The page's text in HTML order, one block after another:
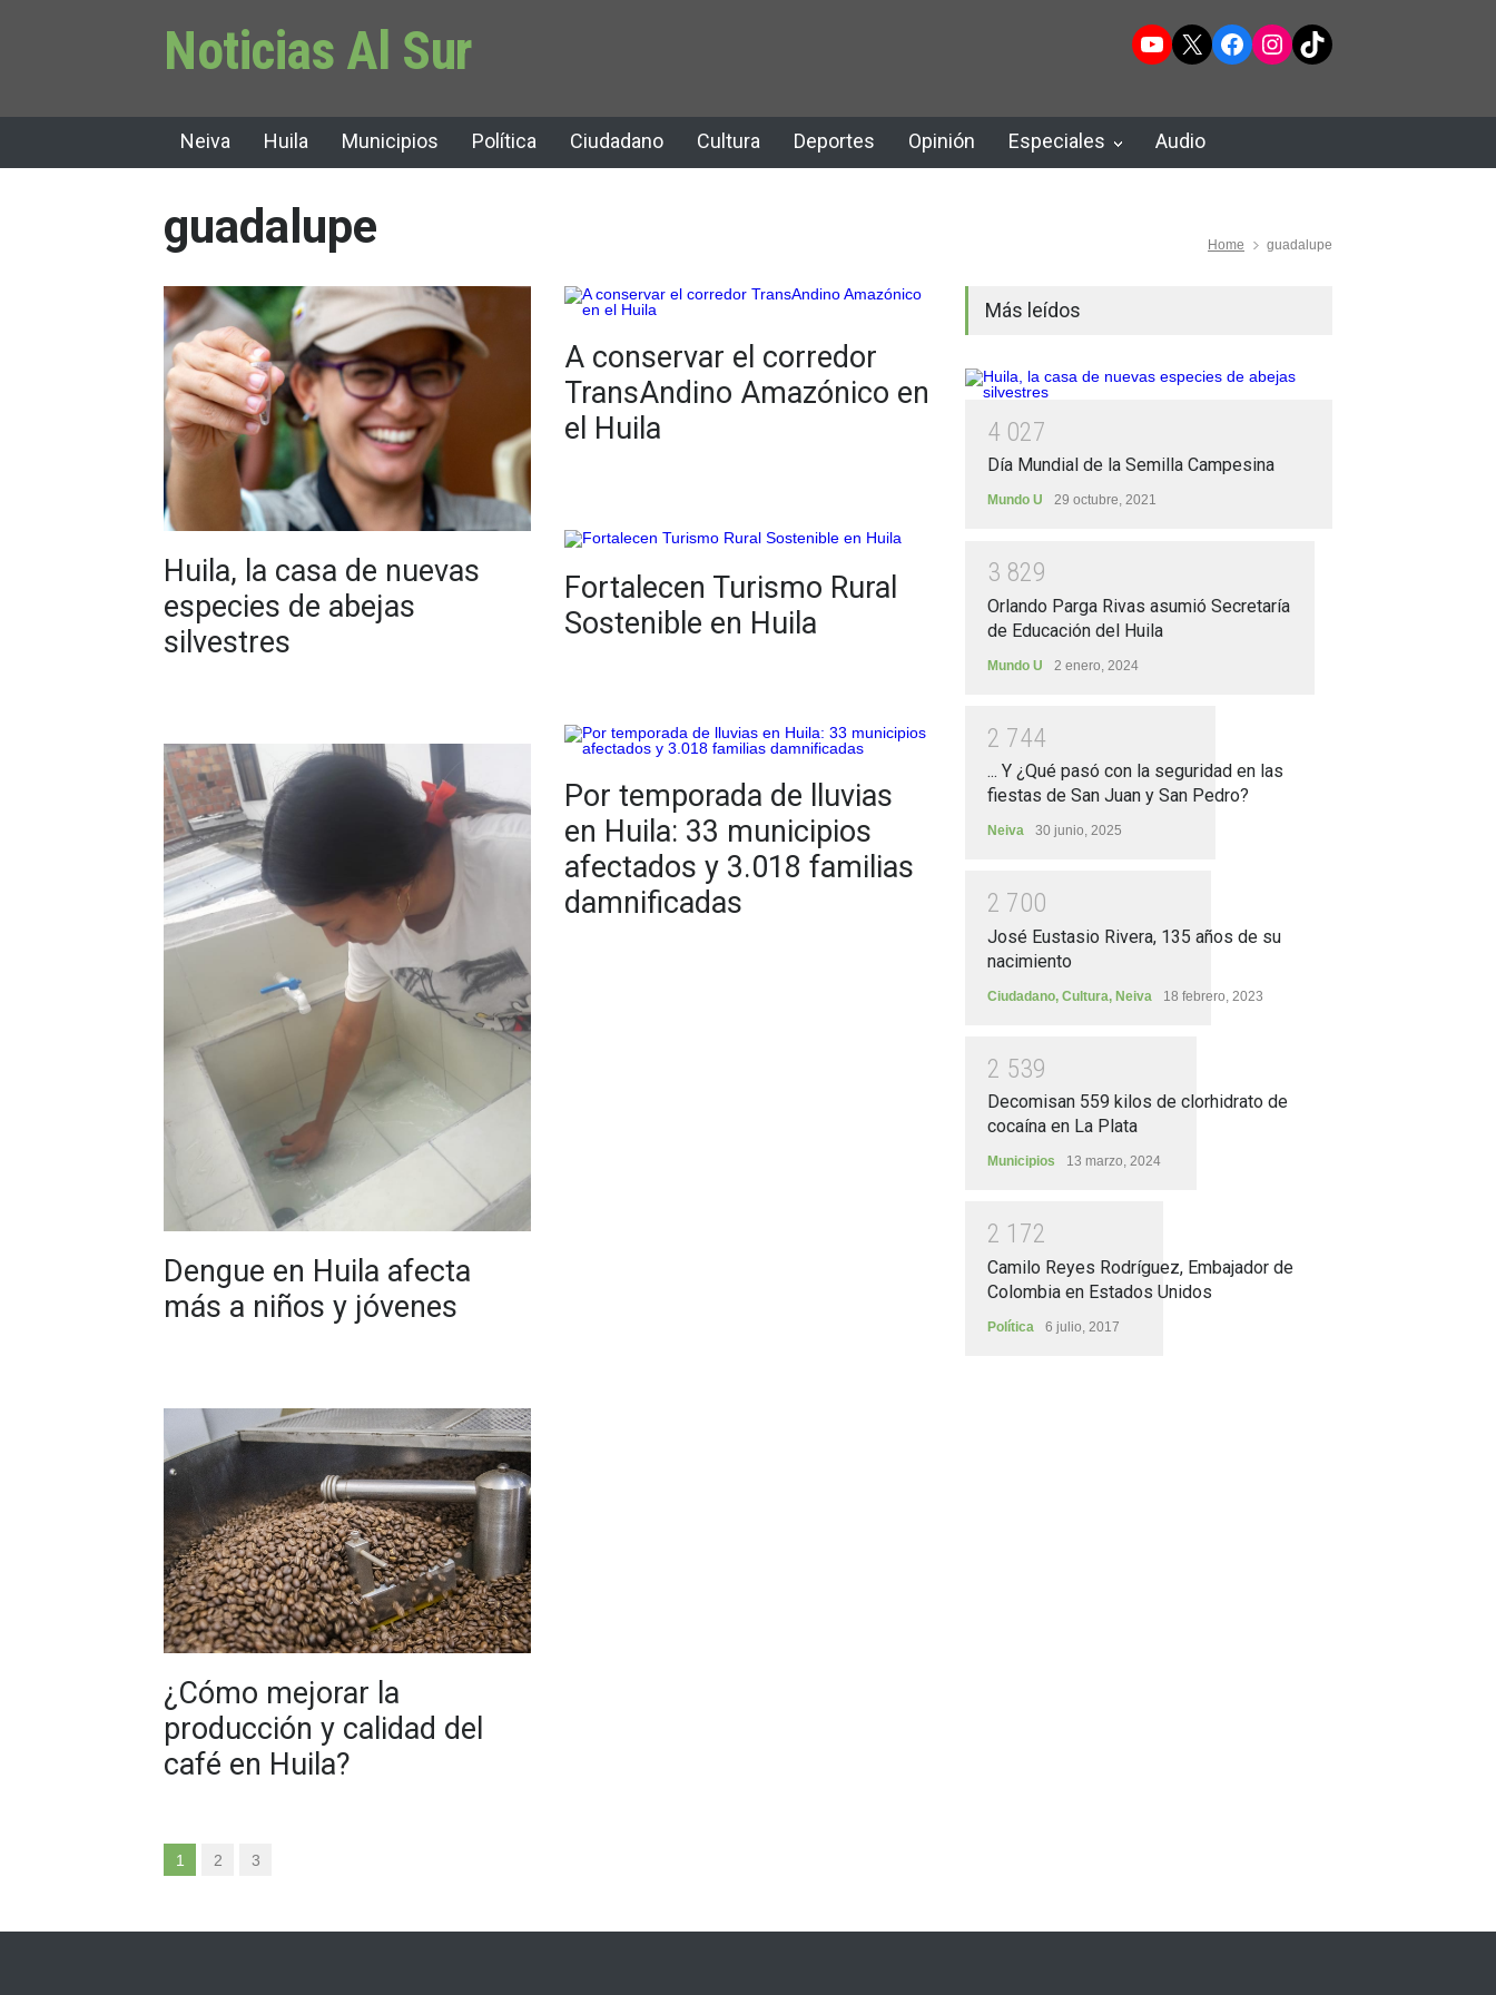
Noticias Al Sur YouTube
X Facebook
Instagram
TikTok
Neiva Huila Municipios Política Ciudadano Cultura Deportes Opinión Especiales Audio
guadalupe Home guadalupe
Huila, la casa de nuevas
especies de abejas
silvestres
Dengue en Huila afecta
más a niños y jóvenes
¿Cómo mejorar la
producción y calidad del
café en Huila?
A conservar el corredor
TransAndino Amazónico en
el Huila
Fortalecen Turismo Rural
Sostenible en Huila
Por temporada de lluvias
en Huila: 33 municipios
afectados y 3.018 familias
damnificadas
1 2 3
Más leídos
4 027
Día Mundial de la Semilla Campesina
Mundo U 29 octubre, 2021
3 829
Orlando Parga Rivas asumió Secretaría
de Educación del Huila
Mundo U 2 enero, 2024
2 744
... Y ¿Qué pasó con la seguridad en las
fiestas de San Juan y San Pedro?
Neiva 30 junio, 2025
2 700
José Eustasio Rivera, 135 años de su
nacimiento
Ciudadano, Cultura, Neiva 18 febrero, 2023
2 539
Decomisan 559 kilos de clorhidrato de
cocaína en La Plata
Municipios 13 marzo, 2024
2 1 72
Camilo Reyes Rodríguez, Embajador de
Colombia en Estados Unidos
Política 6 julio, 2017